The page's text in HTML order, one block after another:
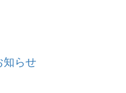
知らせ